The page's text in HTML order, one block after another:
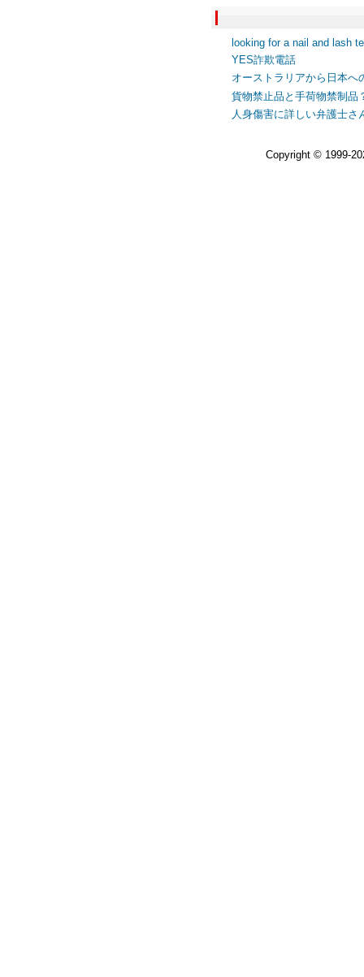
looking for a nail and lash
YES詐欺電話
オーストラリアから日本へ
貨物禁止品と手荷物禁制品
人身傷害に詳しい弁護士さ
Copyright © 1999-